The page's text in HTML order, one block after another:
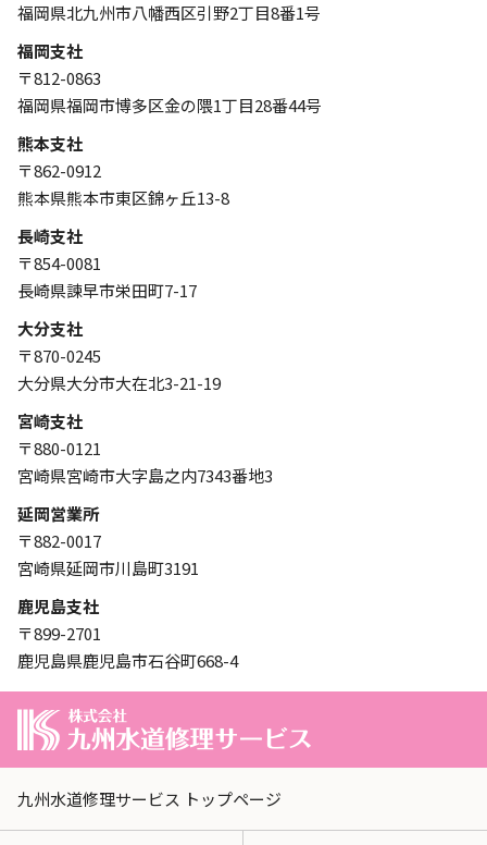
福岡県北九州市八幡西区引野2丁目8番1号
福岡支社
〒812-0863
福岡県福岡市博多区金の隈1丁目28番44号
熊本支社
〒862-0912
熊本県熊本市東区錦ヶ丘13-8
長崎支社
〒854-0081
長崎県諫早市栄田町7-17
大分支社
〒870-0245
大分県大分市大在北3-21-19
宮崎支社
〒880-0121
宮崎県宮崎市大字島之内7343番地3
延岡営業所
〒882-0017
宮崎県延岡市川島町3191
鹿児島支社
〒899-2701
鹿児島県鹿児島市石谷町668-4
九州水道修理サービス トップページ